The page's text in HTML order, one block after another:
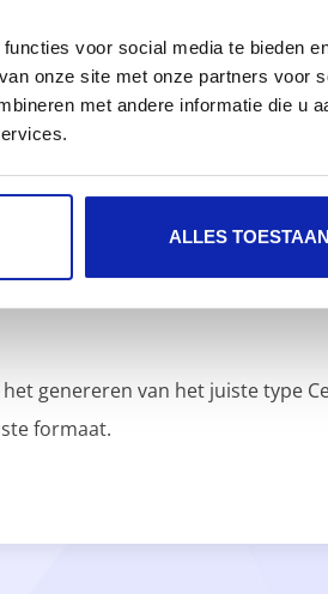
voor social media te bieden
onze site met onze partners voor
met andere informatie die u
ALLES TOESTAAN
certificaat. U kunt hiervoor onze
past. Heeft u alsnog vragen of
genereren van het juiste type
formaat.